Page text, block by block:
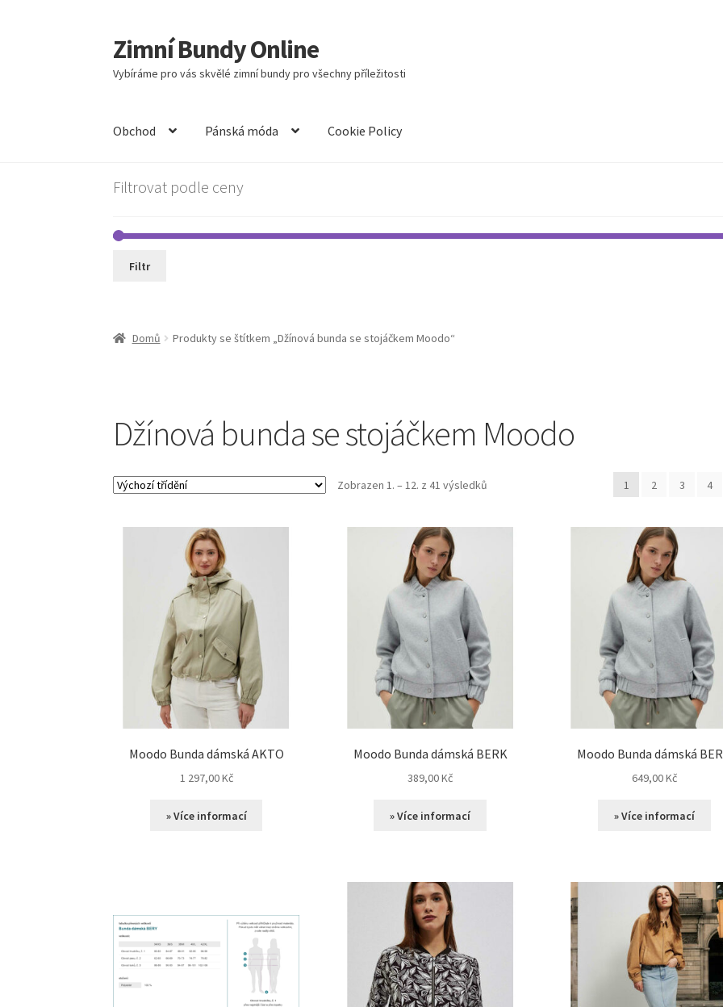
Přeskočit
na
navigaci
Přejít
k
obsahu
Zimní Bundy Online
Vybíráme pro vás skvělé zimní bundy pro všechny příležitosti
Obchod Pánská móda Cookie Policy
Filtrovat podle ceny
Filtr
Domů Produkty se štítkem „Džínová bunda se stojáčkem Moodo“
Džínová bunda se stojáčkem Moodo
Zobrazen 1. – 12. z 41 výsledků 1 2 3 4
Moodo Bunda dámská AKTO
1 297,00Kč
» Více informací
Moodo Bunda dámská BERK
389,00Kč
» Více informací
Moodo Bunda dámská
649,00Kč
» Více informací